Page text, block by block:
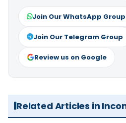
Join Our WhatsApp Group
Join Our Telegram Group
Review us on Google
Related Articles in